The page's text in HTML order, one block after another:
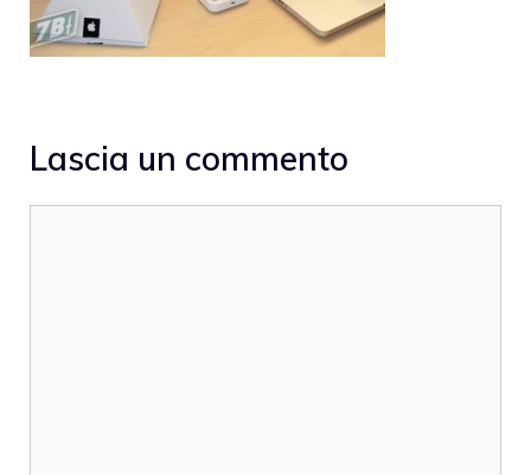
Lascia un commento